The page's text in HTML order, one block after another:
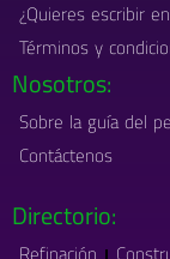
¿Quieres escribir
Términos y
Nosotros:
Sobre la guía del
Contáctenos
Directorio: